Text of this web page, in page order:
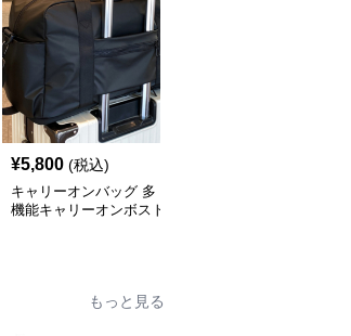
¥5,800 (税込)
キャリーオンバッグ 多
機能キャリーオンボスト
もっと見る